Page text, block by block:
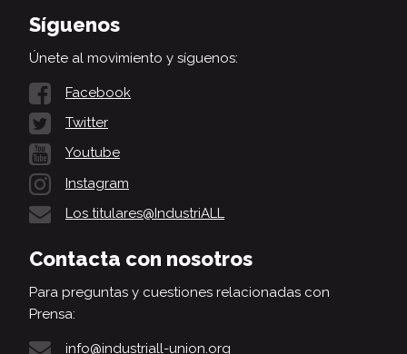
Síguenos
Únete al movimiento y síguenos:
Facebook
Twitter
Youtube
Instagram
Los titulares@IndustriALL
Contacta con nosotros
Para preguntas y cuestiones relacionadas con
Prensa:
info@industriall-union.org